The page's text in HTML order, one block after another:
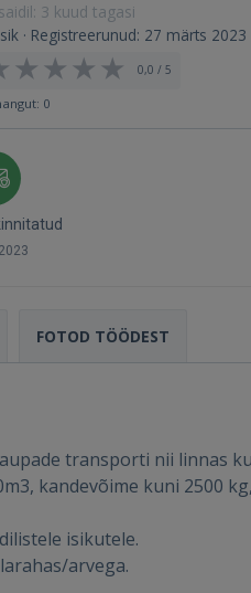
3 kuud tagasi
· Registreerunud: 27 märts 2023
0,0 / 5
0
FOTOD TÖÖDEST
transporti nii linnas
kandevõime kuni 2500
isikutele.
arvega.